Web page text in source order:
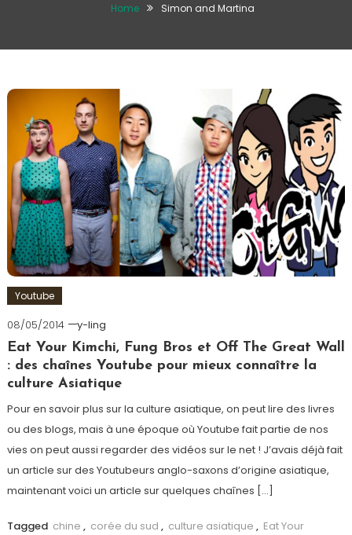
Home Simon and Martina
Youtube
08/05/2014
y-ling
Eat Your Kimchi, Fung Bros et Off The Great Wall
: des chaînes Youtube pour mieux connaître la
culture Asiatique
Pour en savoir plus sur la culture asiatique, on peut lire des livres
ou des blogs, mais à une époque où Youtube fait partie de nos
vies on peut aussi regarder des vidéos sur le net ! J’avais déjà fait
un article sur des Youtubeurs anglo-saxons d’origine asiatique,
maintenant voici un article sur quelques chaînes […]
Tagged chine , corée du sud , culture asiatique , Eat Your